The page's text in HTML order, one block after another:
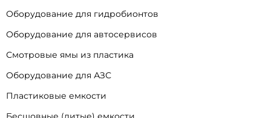
Оборудование для гидробионтов
Оборудование для автосервисов
Смотровые ямы из пластика
Оборудование для АЗС
Пластиковые емкости